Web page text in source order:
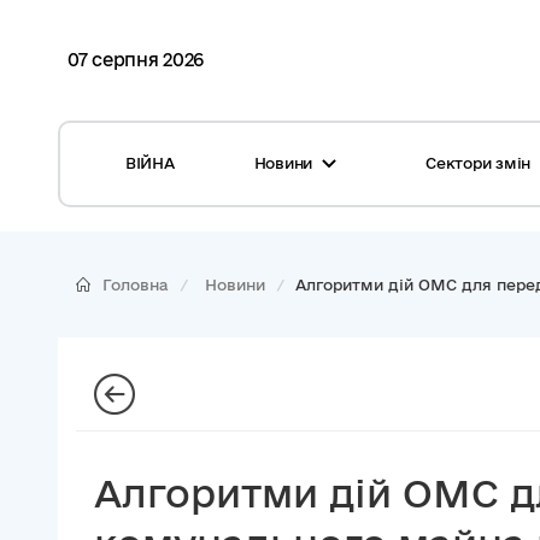
07 серпня 2026
ВІЙНА Новини
Глосарій
Репортажі з громад
Сектори змін
Медицина
Безпека
Головна Новини Алгоритми дій ОМС для
Алгоритми дій ОМС